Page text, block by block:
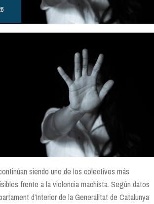
siendo uno de los colectivos más
frente a la violencia machista. Según datos
d’Interior de la Generalitat de Catalunya